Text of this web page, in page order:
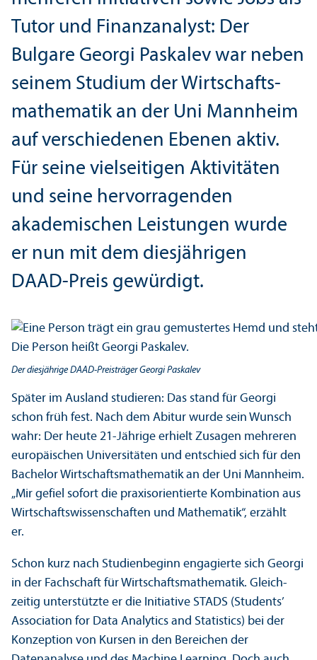
Tutor und Finanz­analyst: Der
Bulgare Georgi Paskalev war neben
seinem Studium der Wirtschafts­
mathematik an der Uni Mannheim
auf verschiedenen Ebenen aktiv.
Für seine vielseitigen Aktivitäten
und seine hervorragenden
akademischen Leistungen wurde
er nun mit dem diesjährigen
DAAD-Preis gewürdigt.
Der diesjährige DAAD-Preisträger Georgi Paskalev
Später im Ausland studieren: Das stand für Georgi
schon früh fest. Nach dem Abitur wurde sein Wunsch
wahr: Der heute 21-Jährige erhielt Zusagen mehreren
europäischen Universitäten und entschied sich für den
Bachelor Wirtschafts­mathematik an der Uni Mannheim.
„Mir gefiel sofort die praxis­orientierte Kombination aus
Wirtschafts­wissenschaften und Mathematik“, erzählt
er.
Schon kurz nach Studien­beginn engagierte sich Georgi
in der Fach­schaft für Wirtschafts­mathematik. Gleich­
zeitig unter­stützte er die Initiative STADS (Students’
Association for Data Analytics and Statistics) bei der
Konzeption von Kursen in den Bereichen der